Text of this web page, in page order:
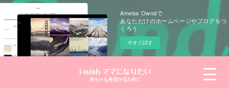
Ameba Owndで
あなただけのホームページやブログをつ
くろう
今すぐ試す